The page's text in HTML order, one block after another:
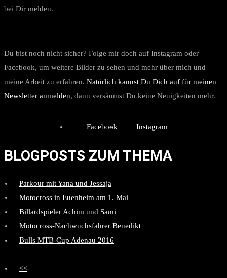
bei Dir melden.
Du bist noch nicht sicher? Folge mir doch auf Instagram oder
Facebook, um weitere Bilder zu sehen und mehr über mich und
meine Arbeit zu erfahren. Natürlich kannst Du Dich auf für meinen
Newsletter anmelden, dann versäumst Du keine Neuigkeiten mehr.
Facebook Instagram
BLOGPOSTS ZUM THEMA
Parkour mit Yana und Jessaja
Motocross in Euenheim am 1. Mai
Billardspieler Achim und Sami
Motocross-Nachwuchsfahrer Benedikt
Bulls MTB-Cup Adenau 2016
<<